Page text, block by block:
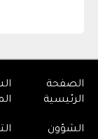
الصفحة
الرئيسية
الشؤون